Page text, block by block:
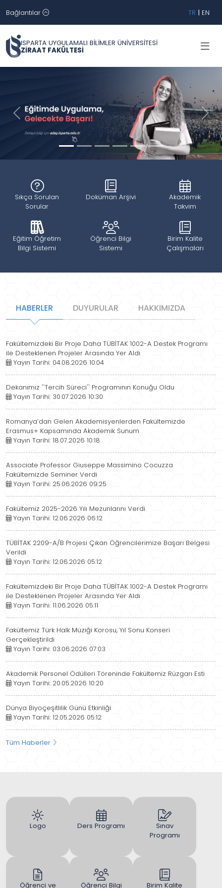
Bağlantılar TR | EN
ISPARTA UYGULAMALI BİLİMLER ÜNİVERSİTESİ
ZİRAAT FAKÜLTESİ
Geri İleri
Sıkça Sorulan
Sorular
Doküman Arşivi
Akademik
Takvim
Eğitim Öğretim
Bilgi Sistemi
Öğrenci Bilgi
Sistemi
Birim Kalite
Çalışmaları
HABERLER DUYURULAR HAKKIMIZDA
Fakültemizdeki Bir Proje Daha TÜBİTAK 1002-A Destek Programı
ile Desteklenen Projeler Arasında Yer Aldı
Yayın Tarihi: 04.08.2026 10:04
Dekanımız ''Tercih Süreci'' Programının Konuğu Oldu
Yayın Tarihi: 30.07.2026 10:30
Romanya’dan Gelen Akademisyenlerden Fakültemizde
Erasmus+ Kapsamında Akademik Sunum
Yayın Tarihi: 18.07.2026 10:18
Associate Professor Giuseppe Massimino Cocuzza
Fakültemizde Seminer Verdi
Yayın Tarihi: 25.06.2026 09:25
Fakültemiz 2025-2026 Yılı Mezunlarını Verdi
Yayın Tarihi: 12.06.2026 06:12
TÜBİTAK 2209-A/B Projesi Çıkan Öğrencilerimize Başarı Belgesi
Verildi
Yayın Tarihi: 12.06.2026 05:12
Fakültemizdeki Bir Proje Daha TÜBİTAK 1002-A Destek Programı
ile Desteklenen Projeler Arasında Yer Aldı
Yayın Tarihi: 11.06.2026 05:11
Fakültemiz Türk Halk Müziği Korosu, Yıl Sonu Konseri
Gerçekleştirildi
Yayın Tarihi: 03.06.2026 07:03
Akademik Personel Ödülleri Töreninde Fakültemiz Rüzgarı Esti
Yayın Tarihi: 20.05.2026 10:20
Dünya Biyoçeşitlilik Günü Etkinliği
Yayın Tarihi: 12.05.2026 05:12
Tüm Haberler
Logo Ders Programı
Sınav
Programı
Öğrenci ve Öğrenci Bilgi Birim Kalite